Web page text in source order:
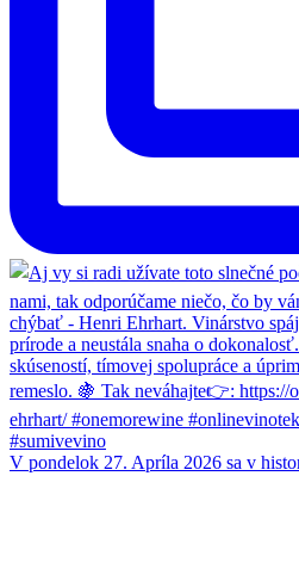
V pondelok 27. Apríla 2026 sa v